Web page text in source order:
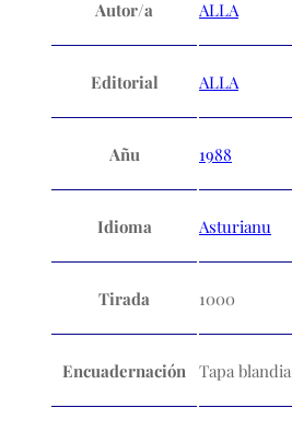
Autor/a ALLA
Editorial ALLA
Añu 1988
Idioma Asturianu
Tirada 1000
Encuadernación Tapa blandia